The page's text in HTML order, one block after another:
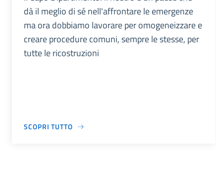
dà il meglio di sé nell'affrontare le emergenze
ma ora dobbiamo lavorare per omogeneizzare e
creare procedure comuni, sempre le stesse, per
tutte le ricostruzioni
SCOPRI TUTTO